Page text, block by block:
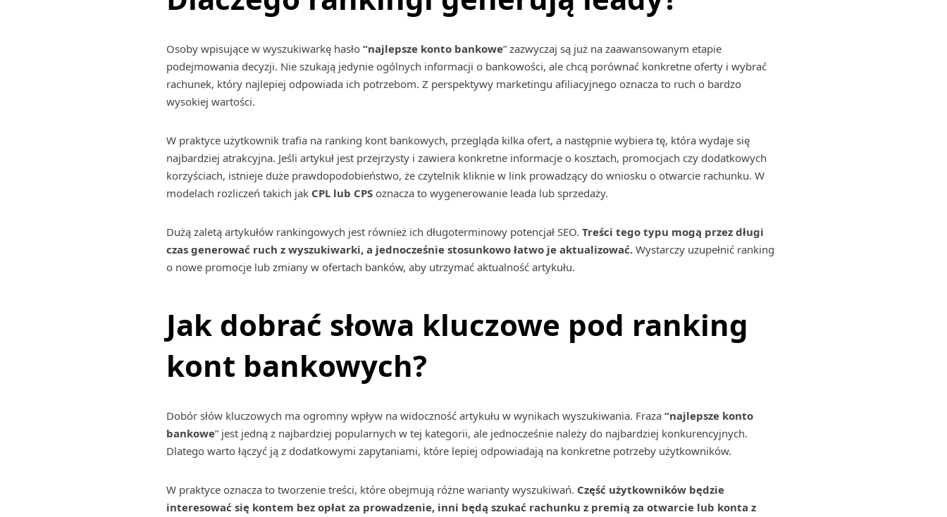
Osoby wpisujące w wyszukiwarkę hasło “najlepsze konto bankowe” zazwyczaj są już na zaawansowanym etapie
podejmowania decyzji. Nie szukają jedynie ogólnych informacji o bankowości, ale chcą porównać konkretne oferty i wybrać
rachunek, który najlepiej odpowiada ich potrzebom. Z perspektywy marketingu afiliacyjnego oznacza to ruch o bardzo
wysokiej wartości.
W praktyce użytkownik trafia na ranking kont bankowych, przegląda kilka ofert, a następnie wybiera tę, która wydaje się
najbardziej atrakcyjna. Jeśli artykuł jest przejrzysty i zawiera konkretne informacje o kosztach, promocjach czy dodatkowych
korzyściach, istnieje duże prawdopodobieństwo, że czytelnik kliknie w link prowadzący do wniosku o otwarcie rachunku. W
modelach rozliczeń takich jak CPL lub CPSoznacza to wygenerowanie leada lub sprzedaży.
Dużą zaletą artykułów rankingowych jest również ich długoterminowy potencjał SEO. Treści tego typu mogą przez długi
czas generować ruch z wyszukiwarki, a jednocześnie stosunkowo łatwo je aktualizować. Wystarczy uzupełnić ranking
o nowe promocje lub zmiany w ofertach banków, aby utrzymać aktualność artykułu.
Jak dobrać słowa kluczowe pod ranking
kont bankowych?
Dobór słów kluczowych ma ogromny wpływ na widoczność artykułu w wynikach wyszukiwania. Fraza “najlepsze konto
bankowe” jest jedną z najbardziej popularnych w tej kategorii, ale jednocześnie należy do najbardziej konkurencyjnych.
Dlatego warto łączyć ją z dodatkowymi zapytaniami, które lepiej odpowiadają na konkretne potrzeby użytkowników.
W praktyce oznacza to tworzenie treści, które obejmują różne warianty wyszukiwań. Część użytkowników będzie
interesować się kontem bez opłat za prowadzenie, inni będą szukać rachunku z premią za otwarcie lub konta z